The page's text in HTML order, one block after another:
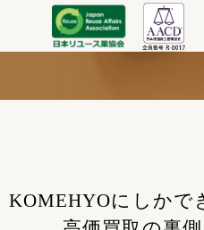
KOMEHYOにしかで